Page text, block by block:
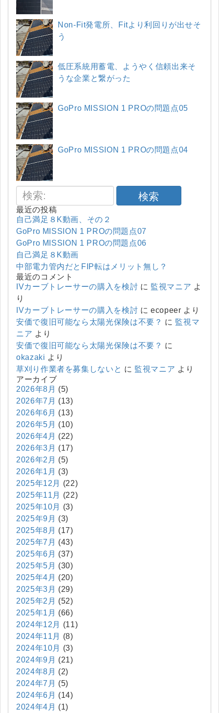
Non-Fit発電所、Fitより利回りが出せそ
う
低圧系統用蓄電、ようやく信頼出来そ
うな企業と繋がった
GoPro MISSION 1 PROの問題点05
GoPro MISSION 1 PROの問題点04
検索
最近の投稿
自己満足８K動画、その２
GoPro MISSION 1 PROの問題点07
GoPro MISSION 1 PROの問題点06
自己満足８K動画
中部電力管内だとFIP転はメリット無し？
最近のコメント
IVカーブトレーサーの購入を検討 に 監視マニア よ
り
IVカーブトレーサーの購入を検討 にecopeer より
安価で復旧可能なら太陽光保険は不要？ に 監視マ
ニア より
安価で復旧可能なら太陽光保険は不要？ に
okazaki より
草刈り作業者を募集しないと に 監視マニア より
アーカイブ
2026年8月 (5)
2026年7月 (13)
2026年6月 (13)
2026年5月 (10)
2026年4月 (22)
2026年3月 (17)
2026年2月 (5)
2026年1月 (3)
2025年12月
(22)
2025年11月
(22)
2025年10月
(3)
2025年9月 (3)
2025年8月 (17)
2025年7月 (43)
2025年6月 (37)
2025年5月 (30)
2025年4月 (20)
2025年3月 (29)
2025年2月 (52)
2025年1月 (66)
2024年12月
(11)
2024年11月
(8)
2024年10月
(3)
2024年9月 (21)
2024年8月 (2)
2024年7月 (5)
2024年6月 (14)
2024年4月 (1)